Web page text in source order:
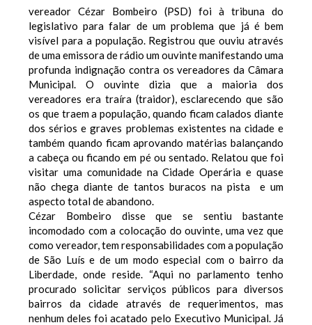
vereador Cézar Bombeiro (PSD) foi à tribuna do
legislativo para falar de um problema que já é bem
visível para a população. Registrou que ouviu através
de uma emissora de rádio um ouvinte manifestando uma
profunda indignação contra os vereadores da Câmara
Municipal. O ouvinte dizia que a maioria dos
vereadores era traíra (traidor), esclarecendo que são
os que traem a população, quando ficam calados diante
dos sérios e graves problemas existentes na cidade e
também quando ficam aprovando matérias balançando
a cabeça ou ficando em pé ou sentado. Relatou que foi
visitar uma comunidade na Cidade Operária e quase
não chega diante de tantos buracos na pista e um
aspecto total de abandono.
Cézar Bombeiro disse que se sentiu bastante
incomodado com a colocação do ouvinte, uma vez que
como vereador, tem responsabilidades com a população
de São Luís e de um modo especial com o bairro da
Liberdade, onde reside. “Aqui no parlamento tenho
procurado solicitar serviços públicos para diversos
bairros da cidade através de requerimentos, mas
nenhum deles foi acatado pelo Executivo Municipal. Já